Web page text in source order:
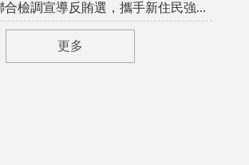
臺南移民署聯合檢調宣導反賄選，攜手新住民強化廉能防護網
更多